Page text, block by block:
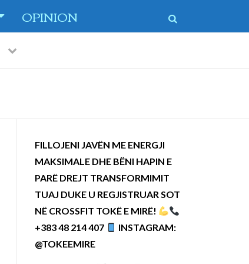
OPINION
PreviousNext
FILLOJENI JAVËN ME ENERGJI
MAKSIMALE DHE BËNI HAPIN E
PARË DREJT TRANSFORMIMIT
TUAJ DUKE U REGJISTRUAR SOT
NË CROSSFIT TOKË E MIRË!
+383 48 214 407
INSTAGRAM:
@TOKEEMIRE